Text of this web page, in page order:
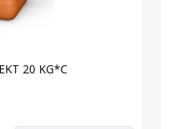
20 KG*C